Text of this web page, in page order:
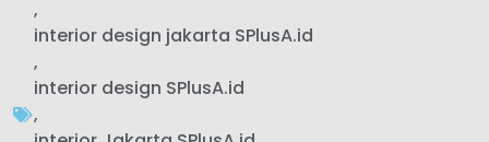
,
interior design jakarta SPlusA.id
,
interior design SPlusA.id
,